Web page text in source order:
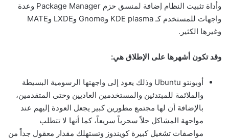
وأداة تثبيت النظام إضافة لمنسق حزم Package Manager وعدة
واجهات للمستخدم كـ KDE plasma وGnome وLXDE وMATE
وغيرها الكثير.
وقد تكون أشهرها على الإطلاق هي:
أوبونتو Ubuntu وذلك يعود إلى واجهتها الرسومية البسيطة
والملائمة للمبتدئين والمستخدمين العاديين وحتى المتقدمين،
بالإضافة أن لها مجتمع مطورين كبير يجعل العودة إليهم عند
مواجهة المشاكل حلاً سحرياً سريعاً، كما أنها لا تتطلب
مواصفات تشغيل كبيرة كويندوز وتستهلك مقدار معقول جداً من